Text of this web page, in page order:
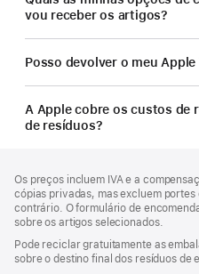
vou receber os artigos?
Posso devolver o meu Apple
A Apple cobre os custos de
de resíduos?
de
rodapé
Os preços incluem IVA e a
cópias privadas, mas excluem
contrário. O formulário de
sobre os artigos selecionados.
Pode reciclar gratuitamente as
sobre o destino final dos resíduos de